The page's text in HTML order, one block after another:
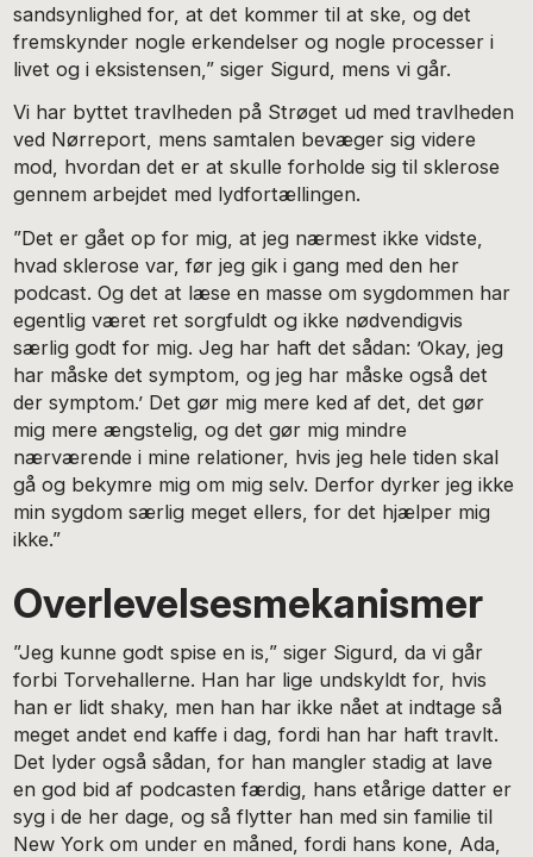
sandsynlighed for, at det kommer til at ske, og det
fremskynder nogle erkendelser og nogle processer i
livet og i eksistensen,” siger Sigurd, mens vi går.
Vi har byttet travlheden på Strøget ud med travlheden
ved Nørreport, mens samtalen bevæger sig videre
mod, hvordan det er at skulle forholde sig til sklerose
gennem arbejdet med lydfortællingen.
”Det er gået op for mig, at jeg nærmest ikke vidste,
hvad sklerose var, før jeg gik i gang med den her
podcast. Og det at læse en masse om sygdommen har
egentlig været ret sorgfuldt og ikke nødvendigvis
særlig godt for mig. Jeg har haft det sådan: ’Okay, jeg
har måske det symptom, og jeg har måske også det
der symptom.’ Det gør mig mere ked af det, det gør
mig mere ængstelig, og det gør mig mindre
nærværende i mine relationer, hvis jeg hele tiden skal
gå og bekymre mig om mig selv. Derfor dyrker jeg ikke
min sygdom særlig meget ellers, for det hjælper mig
ikke.”
Overlevelsesmekanismer
”Jeg kunne godt spise en is,” siger Sigurd, da vi går
forbi Torve­hallerne. Han har lige undskyldt for, hvis
han er lidt shaky, men han har ikke nået at indtage så
meget andet end kaffe i dag, fordi han har haft travlt.
Det lyder også sådan, for han mangler stadig at lave
en god bid af podcasten færdig, hans etårige datter er
syg i de her dage, og så flytter han med sin familie til
New York om under en måned, fordi hans kone, Ada,